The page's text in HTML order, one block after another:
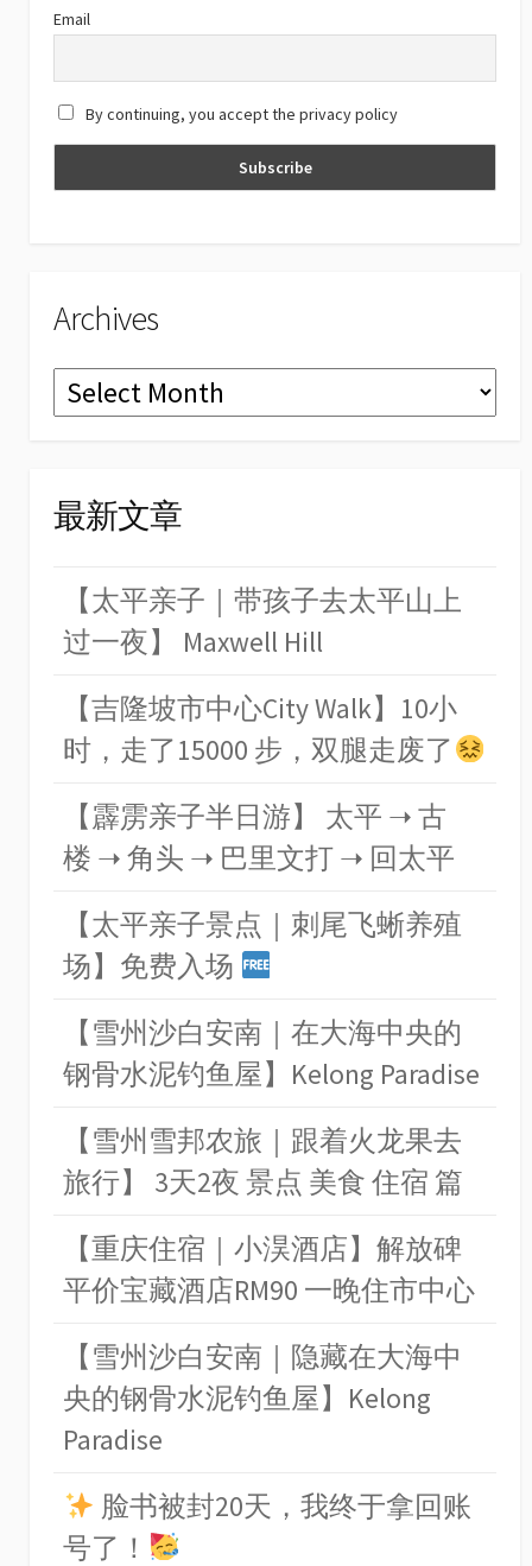
a
n
el
Email
By continuing, you accept the privacy policy
Archives
Archives
最新文章
【太平亲子｜带孩子去太平山上
过一夜】 Maxwell Hill
【吉隆坡市中心City Walk】10小
时，走了15000 步，双腿走废了
【霹雳亲子半日游】 太平 ➝ 古
楼 ➝ 角头 ➝ 巴里文打 ➝ 回太平
【太平亲子景点｜刺尾飞蜥养殖
场】免费入场
【雪州沙白安南｜在大海中央的
钢骨水泥钓鱼屋】Kelong Paradise
【雪州雪邦农旅｜跟着火龙果去
旅行】 3天2夜 景点 美食 住宿 篇
【重庆住宿｜小淏酒店】解放碑
平价宝藏酒店RM90 一晚住市中心
【雪州沙白安南｜隐藏在大海中
央的钢骨水泥钓鱼屋】Kelong
Paradise
脸书被封20天，我终于拿回账
号了！